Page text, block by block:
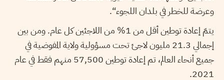
وعرضة للخطر في بلدان اللجوء“.
يتمّ إعادة توطين أقل من 1% من اللاجئين كل عام. ومن بين
إجمالي 21.3 مليون لاجئ تحت مسؤولية ولاية المفوضية في
جميع أنحاء العالم، تم إعادة توطين 57,500 منهم فقط في عام
2021.